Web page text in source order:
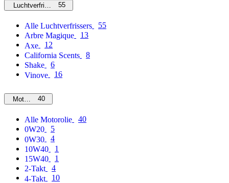
Luchtverfrissers55
Alle Luchtverfrissers
55
Arbre Magique
13
Axe
12
California Scents
8
Shake
6
Vinove
16
Motorolie40
Alle Motorolie
40
0W20
5
0W30
4
10W40
1
15W40
1
2-Takt
4
4-Takt
10